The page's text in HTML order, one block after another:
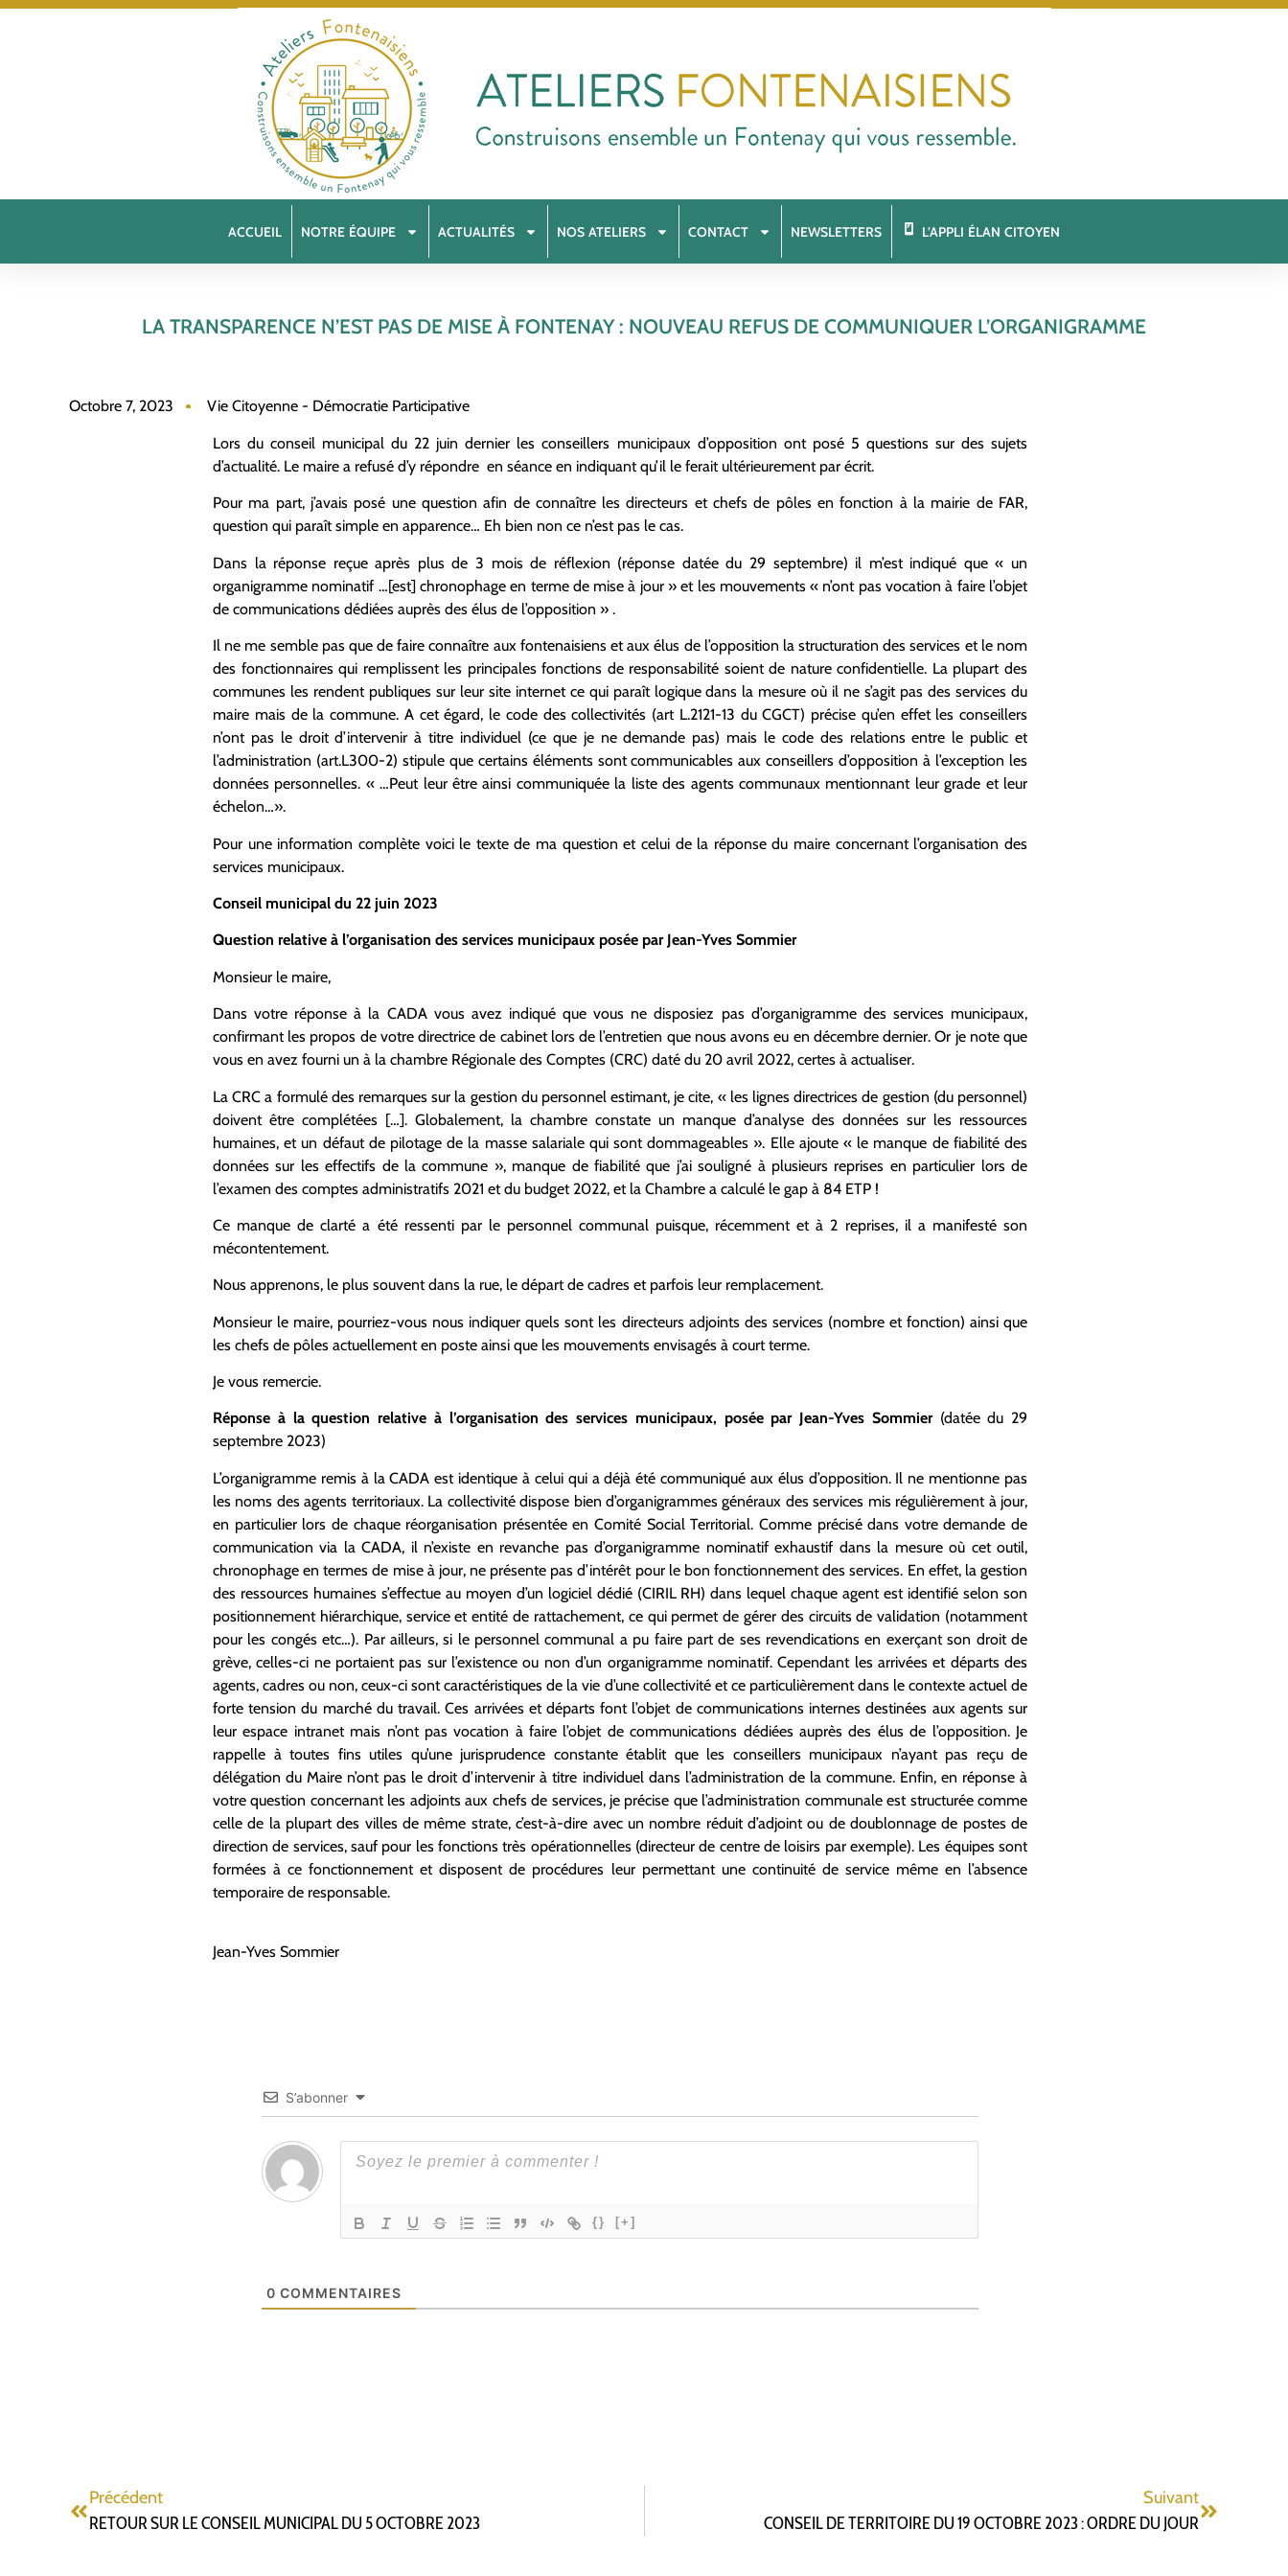
ACCUEIL NOTRE ÉQUIPE ACTUALITÉS NOS ATELIERS CONTACT NEWSLETTERS L’APPLI ÉLAN CITOYEN
LA TRANSPARENCE N’EST PAS DE MISE À FONTENAY : NOUVEAU REFUS DE COMMUNIQUER L’ORGANIGRAMME
Octobre 7, 2023 Vie Citoyenne - Démocratie Participative
Lors du conseil municipal du 22 juin dernier les conseillers municipaux d’opposition ont posé 5 questions sur des sujets
d’actualité. Le maire a refusé d’y répondre en séance en indiquant qu’il le ferait ultérieurement par écrit.
Pour ma part, j’avais posé une question afin de connaître les directeurs et chefs de pôles en fonction à la mairie de FAR,
question qui paraît simple en apparence… Eh bien non ce n’est pas le cas.
Dans la réponse reçue après plus de 3 mois de réflexion (réponse datée du 29 septembre) il m’est indiqué que « un
organigramme nominatif …[est] chronophage en terme de mise à jour » et les mouvements « n’ont pas vocation à faire l’objet
de communications dédiées auprès des élus de l’opposition » .
Il ne me semble pas que de faire connaître aux fontenaisiens et aux élus de l’opposition la structuration des services et le nom
des fonctionnaires qui remplissent les principales fonctions de responsabilité soient de nature confidentielle. La plupart des
communes les rendent publiques sur leur site internet ce qui paraît logique dans la mesure où il ne s’agit pas des services du
maire mais de la commune. A cet égard, le code des collectivités (art L.2121-13 du CGCT) précise qu’en effet les conseillers
n’ont pas le droit d’intervenir à titre individuel (ce que je ne demande pas) mais le code des relations entre le public et
l’administration (art.L300-2) stipule que certains éléments sont communicables aux conseillers d’opposition à l’exception les
données personnelles. « …Peut leur être ainsi communiquée la liste des agents communaux mentionnant leur grade et leur
échelon…».
Pour une information complète voici le texte de ma question et celui de la réponse du maire concernant l’organisation des
services municipaux.
Conseil municipal du 22 juin 2023
Question relative à l’organisation des services municipaux posée par Jean-Yves Sommier
Monsieur le maire,
Dans votre réponse à la CADA vous avez indiqué que vous ne disposiez pas d’organigramme des services municipaux,
confirmant les propos de votre directrice de cabinet lors de l’entretien que nous avons eu en décembre dernier. Or je note que
vous en avez fourni un à la chambre Régionale des Comptes (CRC) daté du 20 avril 2022, certes à actualiser.
La CRC a formulé des remarques sur la gestion du personnel estimant, je cite, « les lignes directrices de gestion (du personnel)
doivent être complétées […]. Globalement, la chambre constate un manque d’analyse des données sur les ressources
humaines, et un défaut de pilotage de la masse salariale qui sont dommageables ». Elle ajoute « le manque de fiabilité des
données sur les effectifs de la commune », manque de fiabilité que j’ai souligné à plusieurs reprises en particulier lors de
l’examen des comptes administratifs 2021 et du budget 2022, et la Chambre a calculé le gap à 84 ETP !
Ce manque de clarté a été ressenti par le personnel communal puisque, récemment et à 2 reprises, il a manifesté son
mécontentement.
Nous apprenons, le plus souvent dans la rue, le départ de cadres et parfois leur remplacement.
Monsieur le maire, pourriez-vous nous indiquer quels sont les directeurs adjoints des services (nombre et fonction) ainsi que
les chefs de pôles actuellement en poste ainsi que les mouvements envisagés à court terme.
Je vous remercie.
Réponse à la question relative à l’organisation des services municipaux, posée par Jean-Yves Sommier (datée du 29
septembre 2023)
L’organigramme remis à la CADA est identique à celui qui a déjà été communiqué aux élus d’opposition. Il ne mentionne pas
les noms des agents territoriaux. La collectivité dispose bien d’organigrammes généraux des services mis régulièrement à jour,
en particulier lors de chaque réorganisation présentée en Comité Social Territorial. Comme précisé dans votre demande de
communication via la CADA, il n’existe en revanche pas d’organigramme nominatif exhaustif dans la mesure où cet outil,
chronophage en termes de mise à jour, ne présente pas d’intérêt pour le bon fonctionnement des services. En effet, la gestion
des ressources humaines s’effectue au moyen d’un logiciel dédié (CIRIL RH) dans lequel chaque agent est identifié selon son
positionnement hiérarchique, service et entité de rattachement, ce qui permet de gérer des circuits de validation (notamment
pour les congés etc…). Par ailleurs, si le personnel communal a pu faire part de ses revendications en exerçant son droit de
grève, celles-ci ne portaient pas sur l’existence ou non d’un organigramme nominatif. Cependant les arrivées et départs des
agents, cadres ou non, ceux-ci sont caractéristiques de la vie d’une collectivité et ce particulièrement dans le contexte actuel de
forte tension du marché du travail. Ces arrivées et départs font l’objet de communications internes destinées aux agents sur
leur espace intranet mais n’ont pas vocation à faire l’objet de communications dédiées auprès des élus de l’opposition. Je
rappelle à toutes fins utiles qu’une jurisprudence constante établit que les conseillers municipaux n’ayant pas reçu de
délégation du Maire n’ont pas le droit d’intervenir à titre individuel dans l’administration de la commune. Enfin, en réponse à
votre question concernant les adjoints aux chefs de services, je précise que l’administration communale est structurée comme
celle de la plupart des villes de même strate, c’est-à-dire avec un nombre réduit d’adjoint ou de doublonnage de postes de
direction de services, sauf pour les fonctions très opérationnelles (directeur de centre de loisirs par exemple). Les équipes sont
formées à ce fonctionnement et disposent de procédures leur permettant une continuité de service même en l’absence
temporaire de responsable.
Jean-Yves Sommier
S’abonner
{} [+]
0 COMMENTAIRES
Précédent
RETOUR SUR LE CONSEIL MUNICIPAL DU 5 OCTOBRE 2023
Suivant
CONSEIL DE TERRITOIRE DU 19 OCTOBRE 2023 : ORDRE DU JOUR